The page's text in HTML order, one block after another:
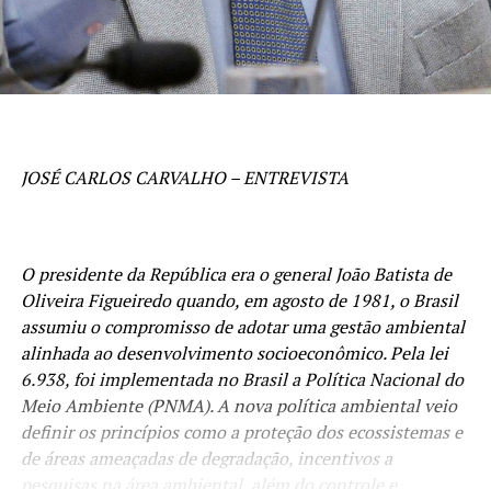
JOSÉ CARLOS CARVALHO – ENTREVISTA
O presidente da República era o general João Batista de
Oliveira Figueiredo quando, em agosto de 1981, o Brasil
assumiu o compromisso de adotar uma gestão ambiental
alinhada ao desenvolvimento socioeconômico. Pela lei
6.938, foi implementada no Brasil a Política Nacional do
Meio Ambiente (PNMA). A nova política ambiental veio
definir os princípios como a proteção dos ecossistemas e
de áreas ameaçadas de degradação, incentivos a